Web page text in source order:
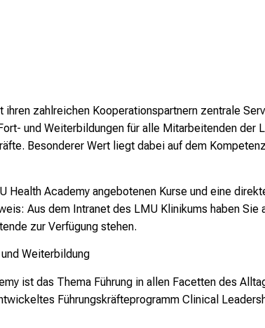
zahlreichen Kooperationspartnern zentrale
und Weiterbildungen für alle Mitarbeitenden der
Besonderer Wert liegt dabei auf dem
Health Academy angebotenen Kurse und eine
Aus dem Intranet des LMU Klinikums haben
zur Verfügung stehen.
Weiterbildung
ist das Thema Führung in allen Facetten des
Führungskräfteprogramm Clinical